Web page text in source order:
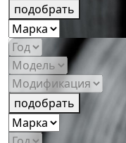
подобрать
подобрать